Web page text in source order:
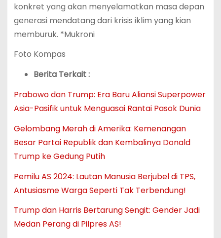
konkret yang akan menyelamatkan masa depan
generasi mendatang dari krisis iklim yang kian
memburuk. *Mukroni
Foto Kompas
Berita Terkait :
Prabowo dan Trump: Era Baru Aliansi Superpower
Asia-Pasifik untuk Menguasai Rantai Pasok Dunia
Gelombang Merah di Amerika: Kemenangan
Besar Partai Republik dan Kembalinya Donald
Trump ke Gedung Putih
Pemilu AS 2024: Lautan Manusia Berjubel di TPS,
Antusiasme Warga Seperti Tak Terbendung!
Trump dan Harris Bertarung Sengit: Gender Jadi
Medan Perang di Pilpres AS!